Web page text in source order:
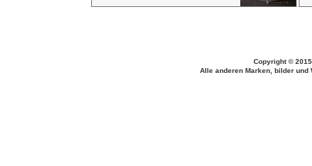
Copyright ©
Alle anderen Marken, bilder und